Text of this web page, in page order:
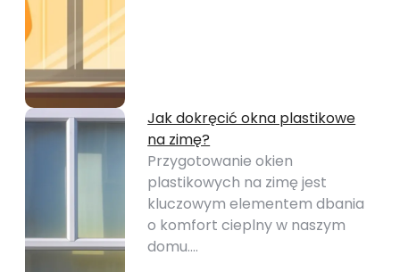
Jak dokręcić okna plastikowe
na zimę?
Przygotowanie okien
plastikowych na zimę jest
kluczowym elementem dbania
o komfort cieplny w naszym
domu.…